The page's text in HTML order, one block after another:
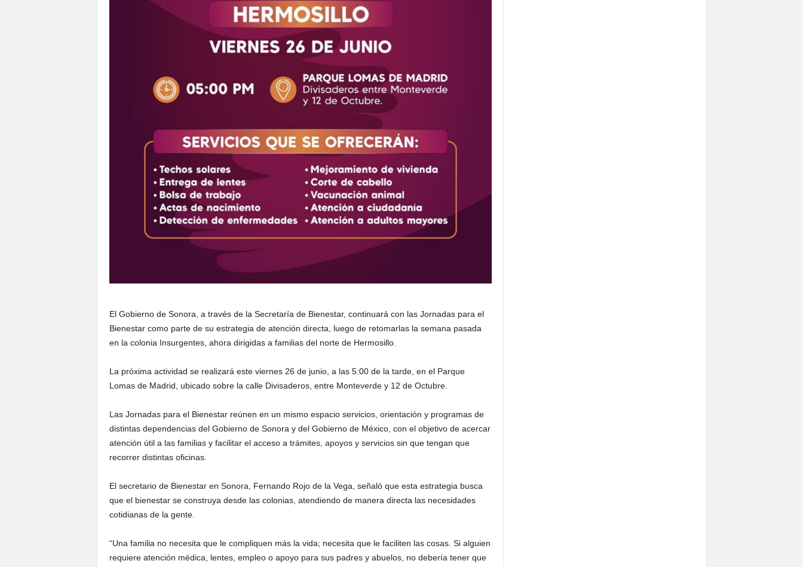
El Gobierno de Sonora, a través de la Secretaría de Bienestar, continuará con las Jornadas para el
Bienestar como parte de su estrategia de atención directa, luego de retomarlas la semana pasada
en la colonia Insurgentes, ahora dirigidas a familias del norte de Hermosillo.
La próxima actividad se realizará este viernes 26 de junio, a las 5:00 de la tarde, en el Parque
Lomas de Madrid, ubicado sobre la calle Divisaderos, entre Monteverde y 12 de Octubre.
Las Jornadas para el Bienestar reúnen en un mismo espacio servicios, orientación y programas de
distintas dependencias del Gobierno de Sonora y del Gobierno de México, con el objetivo de acercar
atención útil a las familias y facilitar el acceso a trámites, apoyos y servicios sin que tengan que
recorrer distintas oficinas.
El secretario de Bienestar en Sonora, Fernando Rojo de la Vega, señaló que esta estrategia busca
que el bienestar se construya desde las colonias, atendiendo de manera directa las necesidades
cotidianas de la gente.
“Una familia no necesita que le compliquen más la vida; necesita que le faciliten las cosas. Si alguien
requiere atención médica, lentes, empleo o apoyo para sus padres y abuelos, no debería tener que